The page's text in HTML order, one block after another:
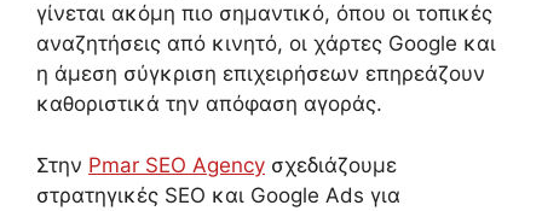
γίνεται ακόμη πιο σημαντικό, όπου οι τοπικές
αναζητήσεις από κινητό, οι χάρτες Google και
η άμεση σύγκριση επιχειρήσεων επηρεάζουν
καθοριστικά την απόφαση αγοράς.
Στην Pmar SEO Agency σχεδιάζουμε
στρατηγικές SEO και Google Ads για